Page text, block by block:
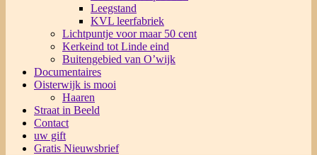
Leegstand
KVL leerfabriek
Lichtpuntje voor maar 50 cent
Kerkeind tot Linde eind
Buitengebied van O’wijk
Documentaires
Oisterwijk is mooi
Haaren
Straat in Beeld
Contact
uw gift
Gratis Nieuwsbrief